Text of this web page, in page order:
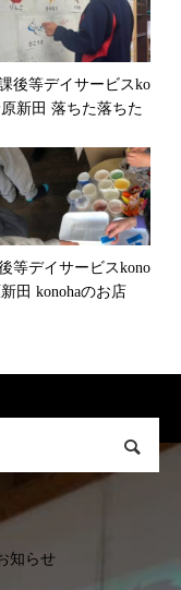
後等デイサービスko
新田 落ちた落ちた
等デイサービスkono
田 konohaのお店
知らせ